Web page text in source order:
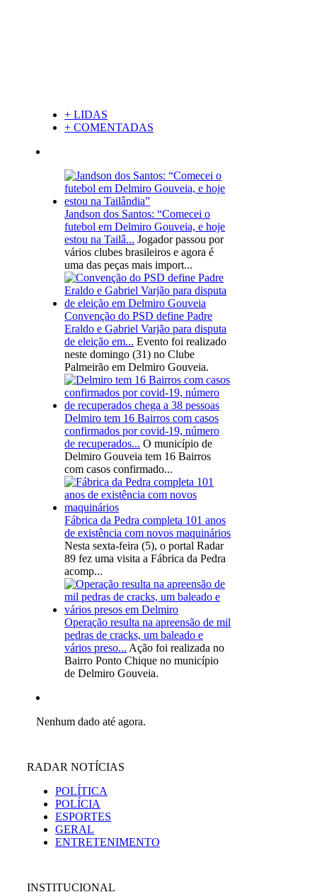
+ LIDAS
+ COMENTADAS
Jandson dos Santos: “Comecei o
futebol em Delmiro Gouveia, e hoje
estou na Tailâ... Jogador passou por
vários clubes brasileiros e agora é
uma das peças mais import...
Convenção do PSD define Padre
Eraldo e Gabriel Varjão para disputa
de eleição em... Evento foi realizado
neste domingo (31) no Clube
Palmeirão em Delmiro Gouveia.
Delmiro tem 16 Bairros com casos
confirmados por covid-19, número
de recuperados... O município de
Delmiro Gouveia tem 16 Bairros
com casos confirmado...
Fábrica da Pedra completa 101 anos
de existência com novos maquinários
Nesta sexta-feira (5), o portal Radar
89 fez uma visita a Fábrica da Pedra
acomp...
Operação resulta na apreensão de mil
pedras de cracks, um baleado e
vários preso... Ação foi realizada no
Bairro Ponto Chique no município
de Delmiro Gouveia.
Nenhum dado até agora.
RADAR NOTÍCIAS
POLÍTICA
POLÍCIA
ESPORTES
GERAL
ENTRETENIMENTO
INSTITUCIONAL